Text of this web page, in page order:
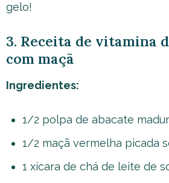
gelo!
3. Receita de vitamina
com maçã
Ingredientes:
1/2 polpa de abacate
1/2 maçã vermelha picada
1 xícara de chá de leite de